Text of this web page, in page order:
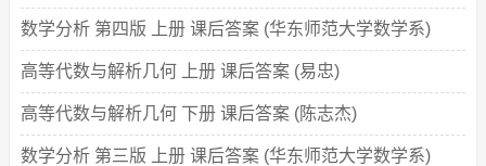
数学分析 第四版 上册 课后答案 (华东师范大学数学系)
高等代数与解析几何 上册 课后答案 (易忠)
高等代数与解析几何 下册 课后答案 (陈志杰)
数学分析 第三版 上册 课后答案 (华东师范大学数学系)